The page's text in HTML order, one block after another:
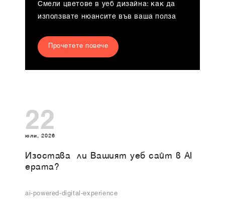
Смели цветове в уеб дизайна: как да
използвате нюансите във ваша полза
Прочетете повече
22
юли, 2026
Изоставa ли Вашият уеб сайт в AI
ерата?
ai-powered-digital-experience